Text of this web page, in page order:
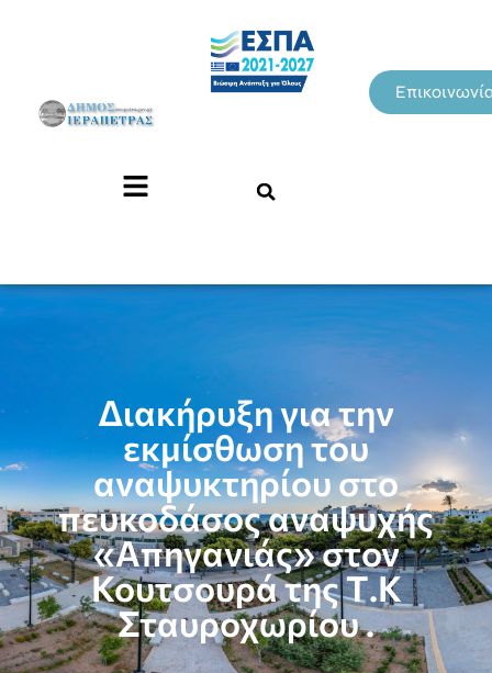
Διακήρυξη για την
εκμίσθωση του
αναψυκτηρίου στο
πευκοδάσος αναψυχής
«Απηγανιάς» στον
Κουτσουρά της Τ.Κ
Σταυροχωρίου .